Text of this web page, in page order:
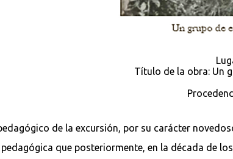
Título de la obra: Un
de la excursión, por su carácter
que posteriormente, en la década de